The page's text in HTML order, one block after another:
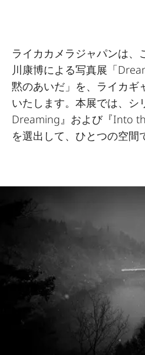
ライカカメラジャパンは、
川康博による写真展「
黙のあいだ」を、ライカギ
いたします。本展では、シ
Dreaming』および『Into
を選出して、ひとつの空間